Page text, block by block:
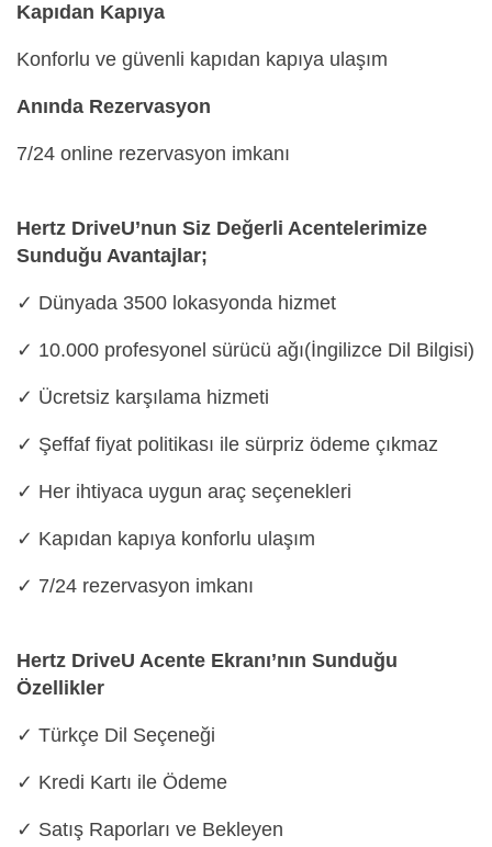
Kapıdan Kapıya
Konforlu ve güvenli kapıdan kapıya ulaşım
Anında Rezervasyon
7/24 online rezervasyon imkanı
Hertz DriveU’nun Siz Değerli Acentelerimize
Sunduğu Avantajlar;
✓ Dünyada 3500 lokasyonda hizmet
✓ 10.000 profesyonel sürücü ağı(İngilizce Dil Bilgisi)
✓ Ücretsiz karşılama hizmeti
✓ Şeffaf fiyat politikası ile sürpriz ödeme çıkmaz
✓ Her ihtiyaca uygun araç seçenekleri
✓ Kapıdan kapıya konforlu ulaşım
✓ 7/24 rezervasyon imkanı
Hertz DriveU Acente Ekranı’nın Sunduğu
Özellikler
✓ Türkçe Dil Seçeneği
✓ Kredi Kartı ile Ödeme
✓ Satış Raporları ve Bekleyen